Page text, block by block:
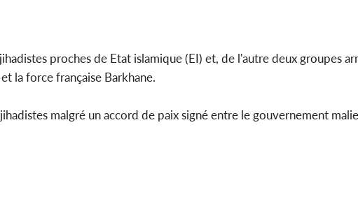
proches de Etat islamique (EI) et, de l'autre deux groupes
la force française Barkhane.
malgré un accord de paix signé entre le gouvernement